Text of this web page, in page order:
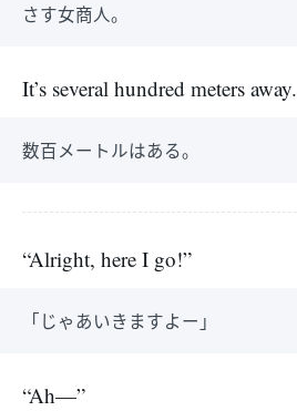
さす女商人。
It’s several hundred meters away.
数百メートルはある。
“Alright, here I go!”
「じゃあいきますよー」
“Ah—”